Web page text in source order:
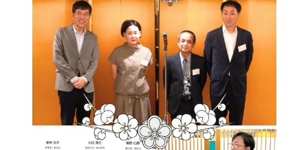
JA・JPY
株式会社ARTerrace
〒104-0031 東京都中央区京橋二丁目2番1号
ARTerraceとは プライバシーポリシー